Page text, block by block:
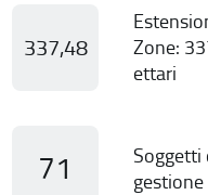
337,48
Zone:
ettari
71
Soggetti
gestione